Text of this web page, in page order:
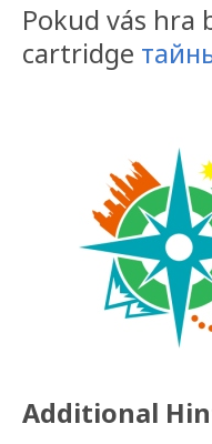
Pokud vás hra
cartridge
Additional